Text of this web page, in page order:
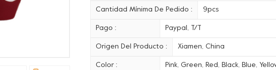
Cantidad Mínima De Pedido : 9pcs
Pago : Paypal, T/T
Origen Del Producto : Xiamen, China
Color : Pink, Green, Red, Black, Blue,